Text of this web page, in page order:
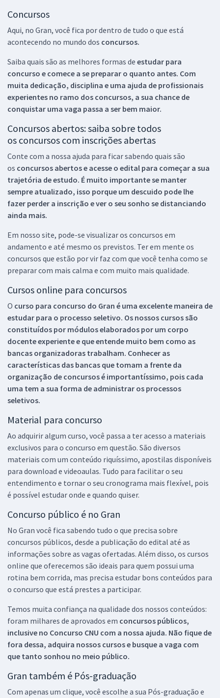
Concursos
Aqui, no Gran, você fica por dentro de tudo o que está
acontecendo no mundo dos concursos.
Saiba quais são as melhores formas de estudar para
concurso e comece a se preparar o quanto antes. Com
muita dedicação, disciplina e uma ajuda de profissionais
experientes no ramo dos concursos, a sua chance de
conquistar uma vaga passa a ser bem maior.
Concursos abertos: saiba sobre todos
os concursos com inscrições abertas
Conte com a nossa ajuda para ficar sabendo quais são
os concursos abertos e acesse o edital para começar a sua
trajetória de estudo. É muito importante se manter
sempre atualizado, isso porque um descuido pode lhe
fazer perder a inscrição e ver o seu sonho se distanciando
ainda mais.
Em nosso site, pode-se visualizar os concursos em
andamento e até mesmo os previstos. Ter em mente os
concursos que estão por vir faz com que você tenha como se
preparar com mais calma e com muito mais qualidade.
Cursos online para concursos
O curso para concurso do Gran é uma excelente maneira de
estudar para o processo seletivo. Os nossos cursos são
constituídos por módulos elaborados por um corpo
docente experiente e que entende muito bem como as
bancas organizadoras trabalham. Conhecer as
características das bancas que tomam a frente da
organização de concursos é importantíssimo, pois cada
uma tem a sua forma de administrar os processos
seletivos.
Material para concurso
Ao adquirir algum curso, você passa a ter acesso a materiais
exclusivos para o concurso em questão. São diversos
materiais com um conteúdo riquíssimo, apostilas disponíveis
para download e videoaulas. Tudo para facilitar o seu
entendimento e tornar o seu cronograma mais flexível, pois
é possível estudar onde e quando quiser.
Concurso público é no Gran
No Gran você fica sabendo tudo o que precisa sobre
concursos públicos, desde a publicação do edital até as
informações sobre as vagas ofertadas. Além disso, os cursos
online que oferecemos são ideais para quem possui uma
rotina bem corrida, mas precisa estudar bons conteúdos para
o concurso que está prestes a participar.
Temos muita confiança na qualidade dos nossos conteúdos:
foram milhares de aprovados em concursos públicos,
inclusive no Concurso CNU com a nossa ajuda. Não fique de
fora dessa, adquira nossos cursos e busque a vaga com
que tanto sonhou no meio público.
Gran também é Pós-graduação
Com apenas um clique, você escolhe a sua Pós-graduação e